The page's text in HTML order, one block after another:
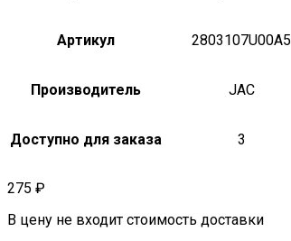
Артикул 2803107U00A5
Производитель JAC
Доступно для заказа 3
275 ₽
В цену не входит стоимость доставки